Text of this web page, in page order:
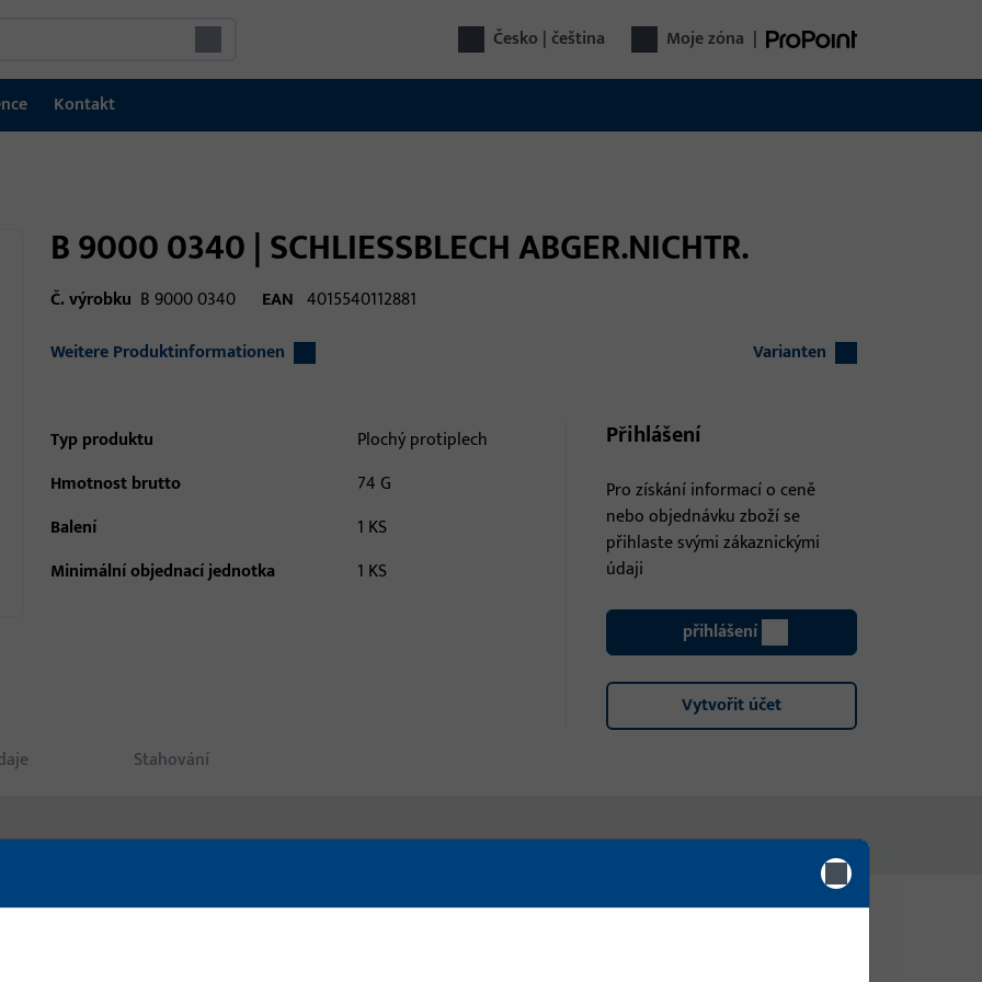
Česko | čeština Moje zóna |
Kontakt
B 9000 0340 | SCHLIESSBLECH ABGER.NICHTR.
Č. výrobku B 9000 0340 EAN 4015540112881
Weitere Produktinformationen
Varianten
Typ produktu
Plochý protiplech
Hmotnost brutto
74 G
Balení
1 KS
Minimální objednací jednotka
1 KS
Přihlášení
Pro získání informací o ceně
nebo objednávku zboží se
přihlaste svými zákaznickými
údaji
přihlášení
Vytvořit účet
Stahování